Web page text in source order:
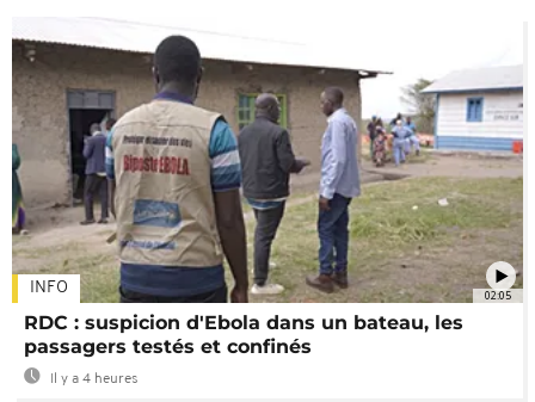
02:05
INFO
RDC : suspicion d'Ebola dans un bateau, les
passagers testés et confinés
Il y a 4 heures